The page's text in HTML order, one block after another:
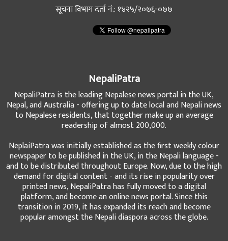
सूचना विभाग दर्ता नं.: १४२५/२०७६-०७७
NepaliPatra
NepaliPatra is the leading Nepalese news portal in the UK,
Nepal, and Australia - offering up to date local and Nepali news
to Nepalese residents, that together make up an average
readership of almost 200,000.
NeplaiPatra was initially established as the first weekly colour
newspaper to be published in the UK, in the Nepali language -
and to be distributed throughout Europe. Now, due to the high
demand for digital content - and its rise in popularity over
printed news, NepaliPatra has fully moved to a digital
platform, and become an online news portal. Since this
transition in 2019, it has expanded its reach and become
popular amongst the Nepali diaspora across the globe.